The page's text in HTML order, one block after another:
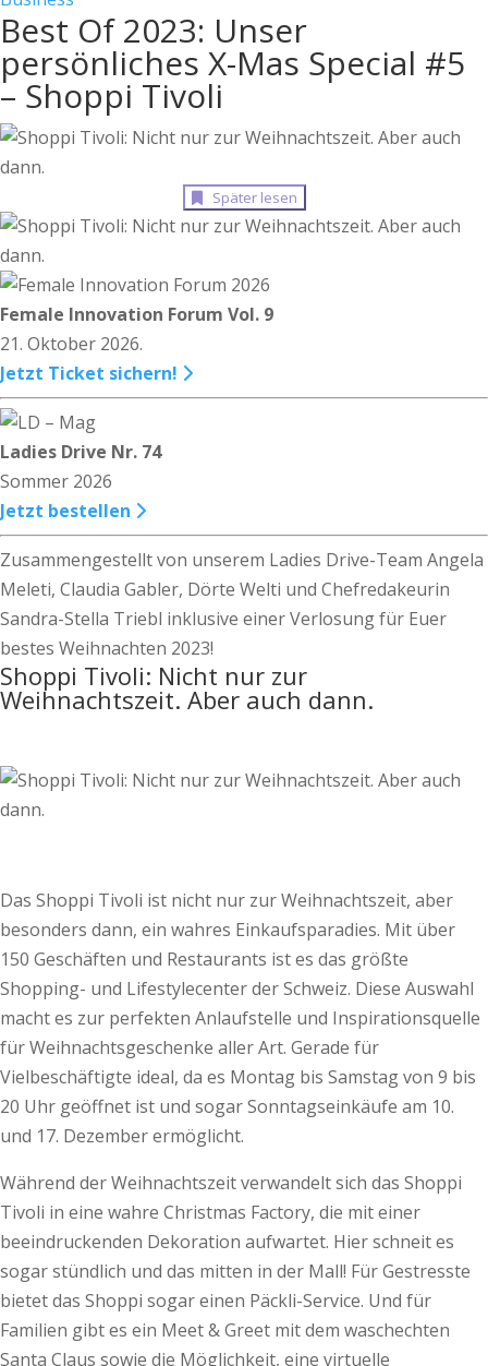
Best Of 2023: Unser
persönliches X-Mas Special #5
– Shoppi Tivoli
Später lesen
Female Innovation Forum Vol. 9
21. Oktober 2026.
Jetzt Ticket sichern!
Ladies Drive Nr. 74
Sommer 2026
Jetzt bestellen
Zusammengestellt von unserem Ladies Drive-Team Angela
Meleti, Claudia Gabler, Dörte Welti und Chefredakeurin
Sandra-Stella Triebl inklusive einer Verlosung für Euer
bestes Weihnachten 2023!
Shoppi Tivoli: Nicht nur zur
Weihnachtszeit. Aber auch dann.
Das Shoppi Tivoli ist nicht nur zur Weihnachtszeit, aber
besonders dann, ein wahres Einkaufsparadies. Mit über
150 Geschäften und Restaurants ist es das größte
Shopping- und Lifestylecenter der Schweiz. Diese Auswahl
macht es zur perfekten Anlaufstelle und Inspirationsquelle
für Weihnachtsgeschenke aller Art. Gerade für
Vielbeschäftigte ideal, da es Montag bis Samstag von 9 bis
20 Uhr geöffnet ist und sogar Sonntagseinkäufe am 10.
und 17. Dezember ermöglicht.
Während der Weihnachtszeit verwandelt sich das Shoppi
Tivoli in eine wahre Christmas Factory, die mit einer
beeindruckenden Dekoration aufwartet. Hier schneit es
sogar stündlich und das mitten in der Mall! Für Gestresste
bietet das Shoppi sogar einen Päckli-Service. Und für
Familien gibt es ein Meet & Greet mit dem waschechten
Santa Claus sowie die Möglichkeit, eine virtuelle